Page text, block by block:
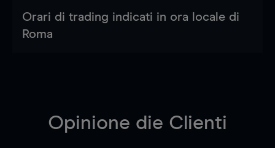
Orari di trading indicati in ora locale di
Roma
Opinione die Clienti